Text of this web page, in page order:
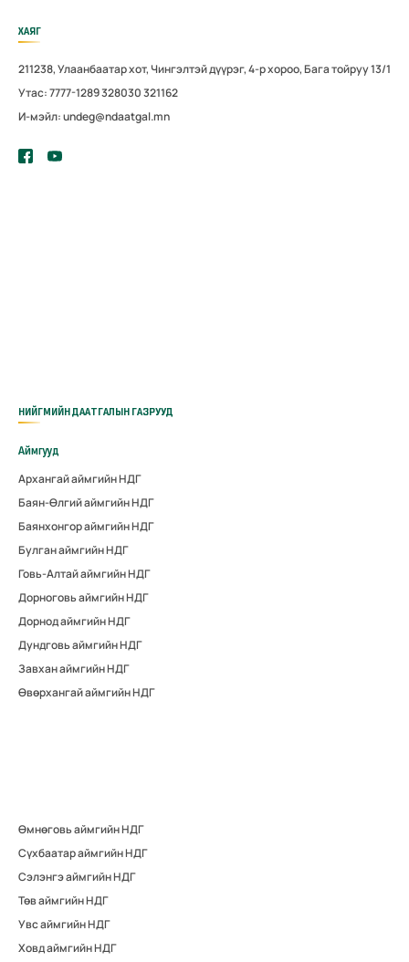
ХАЯГ
211238, Улаанбаатар хот, Чингэлтэй дүүрэг, 4-р хороо, Бага тойруу 13/1
Утас: 7777-1289 328030 321162
И-мэйл: undeg@ndaatgal.mn
НИЙГМИЙН ДААТГАЛЫН ГАЗРУУД
Аймгууд
Архангай аймгийн НДГ
Баян-Өлгий аймгийн НДГ
Баянхонгор аймгийн НДГ
Булган аймгийн НДГ
Говь-Алтай аймгийн НДГ
Дорноговь аймгийн НДГ
Дорнод аймгийн НДГ
Дундговь аймгийн НДГ
Завхан аймгийн НДГ
Өвөрхангай аймгийн НДГ
Өмнөговь аймгийн НДГ
Сүхбаатар аймгийн НДГ
Сэлэнгэ аймгийн НДГ
Төв аймгийн НДГ
Увс аймгийн НДГ
Ховд аймгийн НДГ